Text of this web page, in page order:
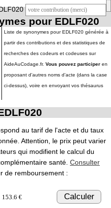
pour EDLF020
Liste de synonymes pour EDLF020 générée à
partir des contributions et des statistiques de
recherches des codeurs et codeuses sur
AideAuCodage.fr. Vous pouvez participer en
proposant d'autres noms d'acte (dans la case
ci-dessus), voire en envoyant vos thésaurus
au tarif de l'acte et du taux
Attention, le prix peut varier
qui modifient le calcul du
santé. Consulter
de remboursement :
153.6 € Calculer